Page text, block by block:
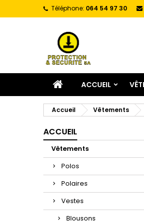
Téléphone: 064 54 97 30
ACCUEIL
Accueil Vêtements
ACCUEIL
Vêtements
Polos
Polaires
Vestes
Blousons